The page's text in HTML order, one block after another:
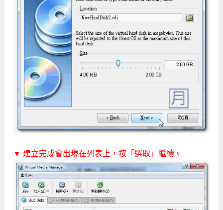
▼ 建立完成會出現在列表上，按「選取」繼續。